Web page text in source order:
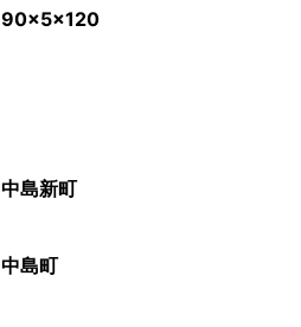
90×5×120
中島新町
中島町